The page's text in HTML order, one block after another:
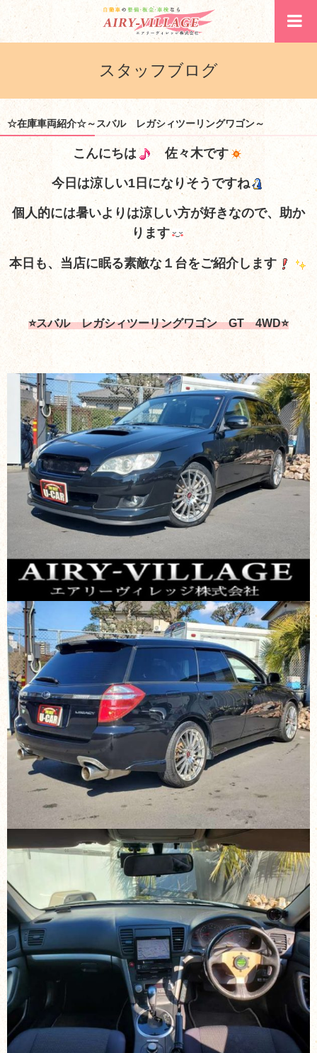
スタッフブログ
☆在庫車両紹介☆～スバル レガシィツーリングワゴン～
こんにちは 佐々木です
今日は涼しい1日になりそうですね
個人的には暑いよりは涼しい方が好きなので、助か
ります
本日も、当店に眠る素敵な１台をご紹介します
⭐スバル レガシィツーリングワゴン GT 4WD⭐